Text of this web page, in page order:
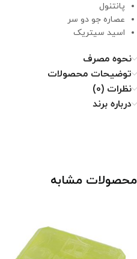
پانتنول
عصاره جو دو سر
اسید سیتریک
نحوه مصرف
توضیحات محصولات
نظرات (0)
درباره برند
محصولات مشابه